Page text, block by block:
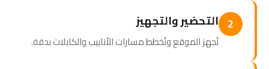
2 التحضير والتجهيز
نُجهز الموقع ونُخطط مسارات الأنابيب والكابلات بدقة.